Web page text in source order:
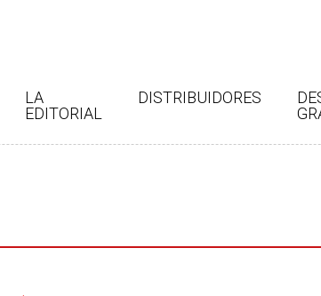
LA
EDITORIAL
DISTRIBUIDORES